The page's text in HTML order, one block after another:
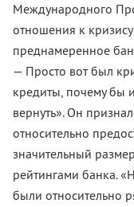
Международного
отношения к
преднамеренное
— Просто вот был
кредиты, почему бы
вернуть». Он
относительно
значительный
рейтингами банка.
были относительно